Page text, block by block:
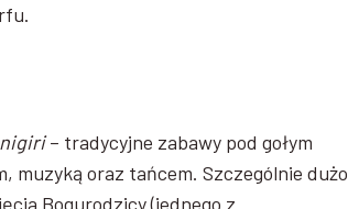
– tradycyjne zabawy pod gołym
muzyką oraz tańcem. Szczególnie dużo
Bogurodzicy (jednego z